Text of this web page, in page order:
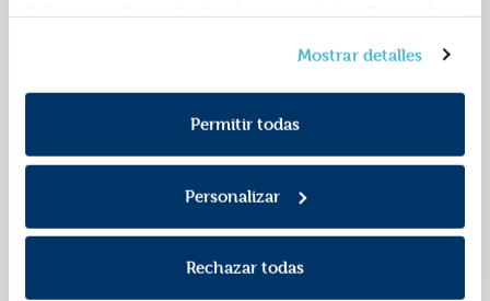
consentimiento en cualquier momento. Para más
información consulta laPolítica de Cookiesy la
Política de Privacidad.
Mostrar detalles
Permitir todas
Personalizar
Rechazar todas
Autor:Rubio Muñoz,
Diha. 5 años - nivel 2
Autor:Rubio Muñoz,